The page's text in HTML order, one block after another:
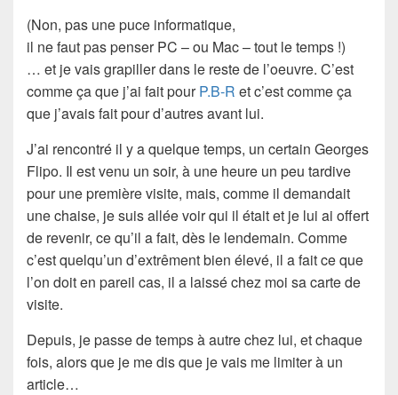
(Non, pas unepuce informatique,
il ne faut pas penserPC – ou Mac– tout le temps !)
… et je vais grapiller dans le reste de l’oeuvre. C’est
comme ça que j’ai fait pourP.B-R et c’est comme ça
que j’avais fait pour d’autres avant lui.
J’ai rencontré il y a quelque temps, un certain Georges
Flipo. Il est venu un soir, à une heure un peu tardive
pour une première visite, mais, comme il demandait
une chaise, je suis allée voir qui il était et je lui ai offert
de revenir, ce qu’il a fait, dès le lendemain. Comme
c’est quelqu’un d’extrêment bien élevé, il a fait ce que
l’on doit en pareil cas, il a laissé chez moi sa carte de
visite.
Depuis, je passe de temps à autre chez lui, et chaque
fois, alors que je me dis que je vais me limiterà un
article…